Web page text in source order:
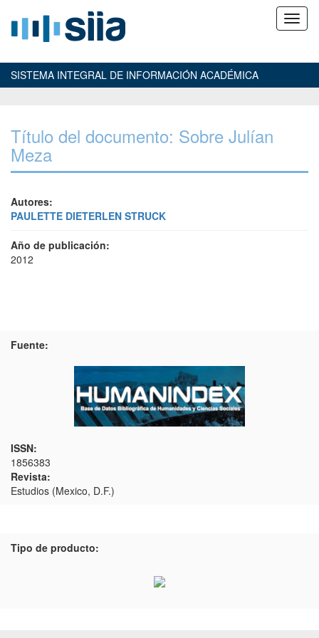
SISTEMA INTEGRAL DE INFORMACIÓN ACADÉMICA
Título del documento: Sobre Julían
Meza
Autores:
PAULETTE DIETERLEN STRUCK
Año de publicación:
2012
Fuente:
ISSN:
1856383
Revista:
Estudios (Mexico, D.F.)
Tipo de producto: